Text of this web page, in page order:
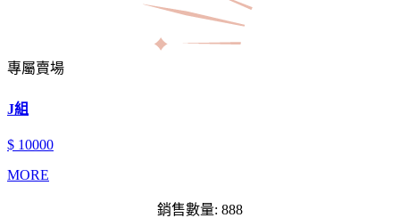
專屬賣場
J組
$ 10000
MORE
銷售數量: 888